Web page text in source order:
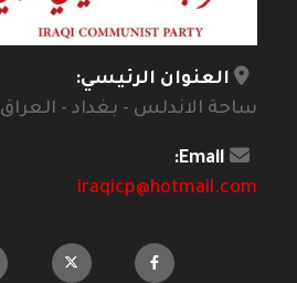
العنوان الرئيسي:
ساحة الاندلس - بغداد - العراق
Email:
iraqicp@hotmail.com